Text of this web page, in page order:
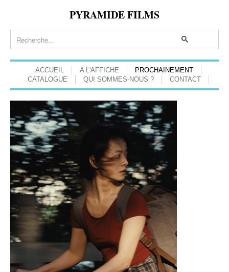
PYRAMIDE FILMS
ACCUEIL A L'AFFICHE
PROCHAINEMENT
CATALOGUE
QUI SOMMES-NOUS ? CONTACT